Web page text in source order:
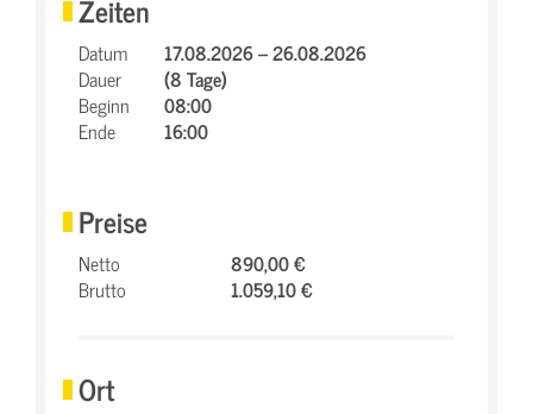
Zeiten
Datum
17.08.2026 – 26.08.2026
Dauer
(8 Tage)
Beginn
08:00
Ende
16:00
Preise
Netto
890,00 €
Brutto
1.059,10 €
Ort